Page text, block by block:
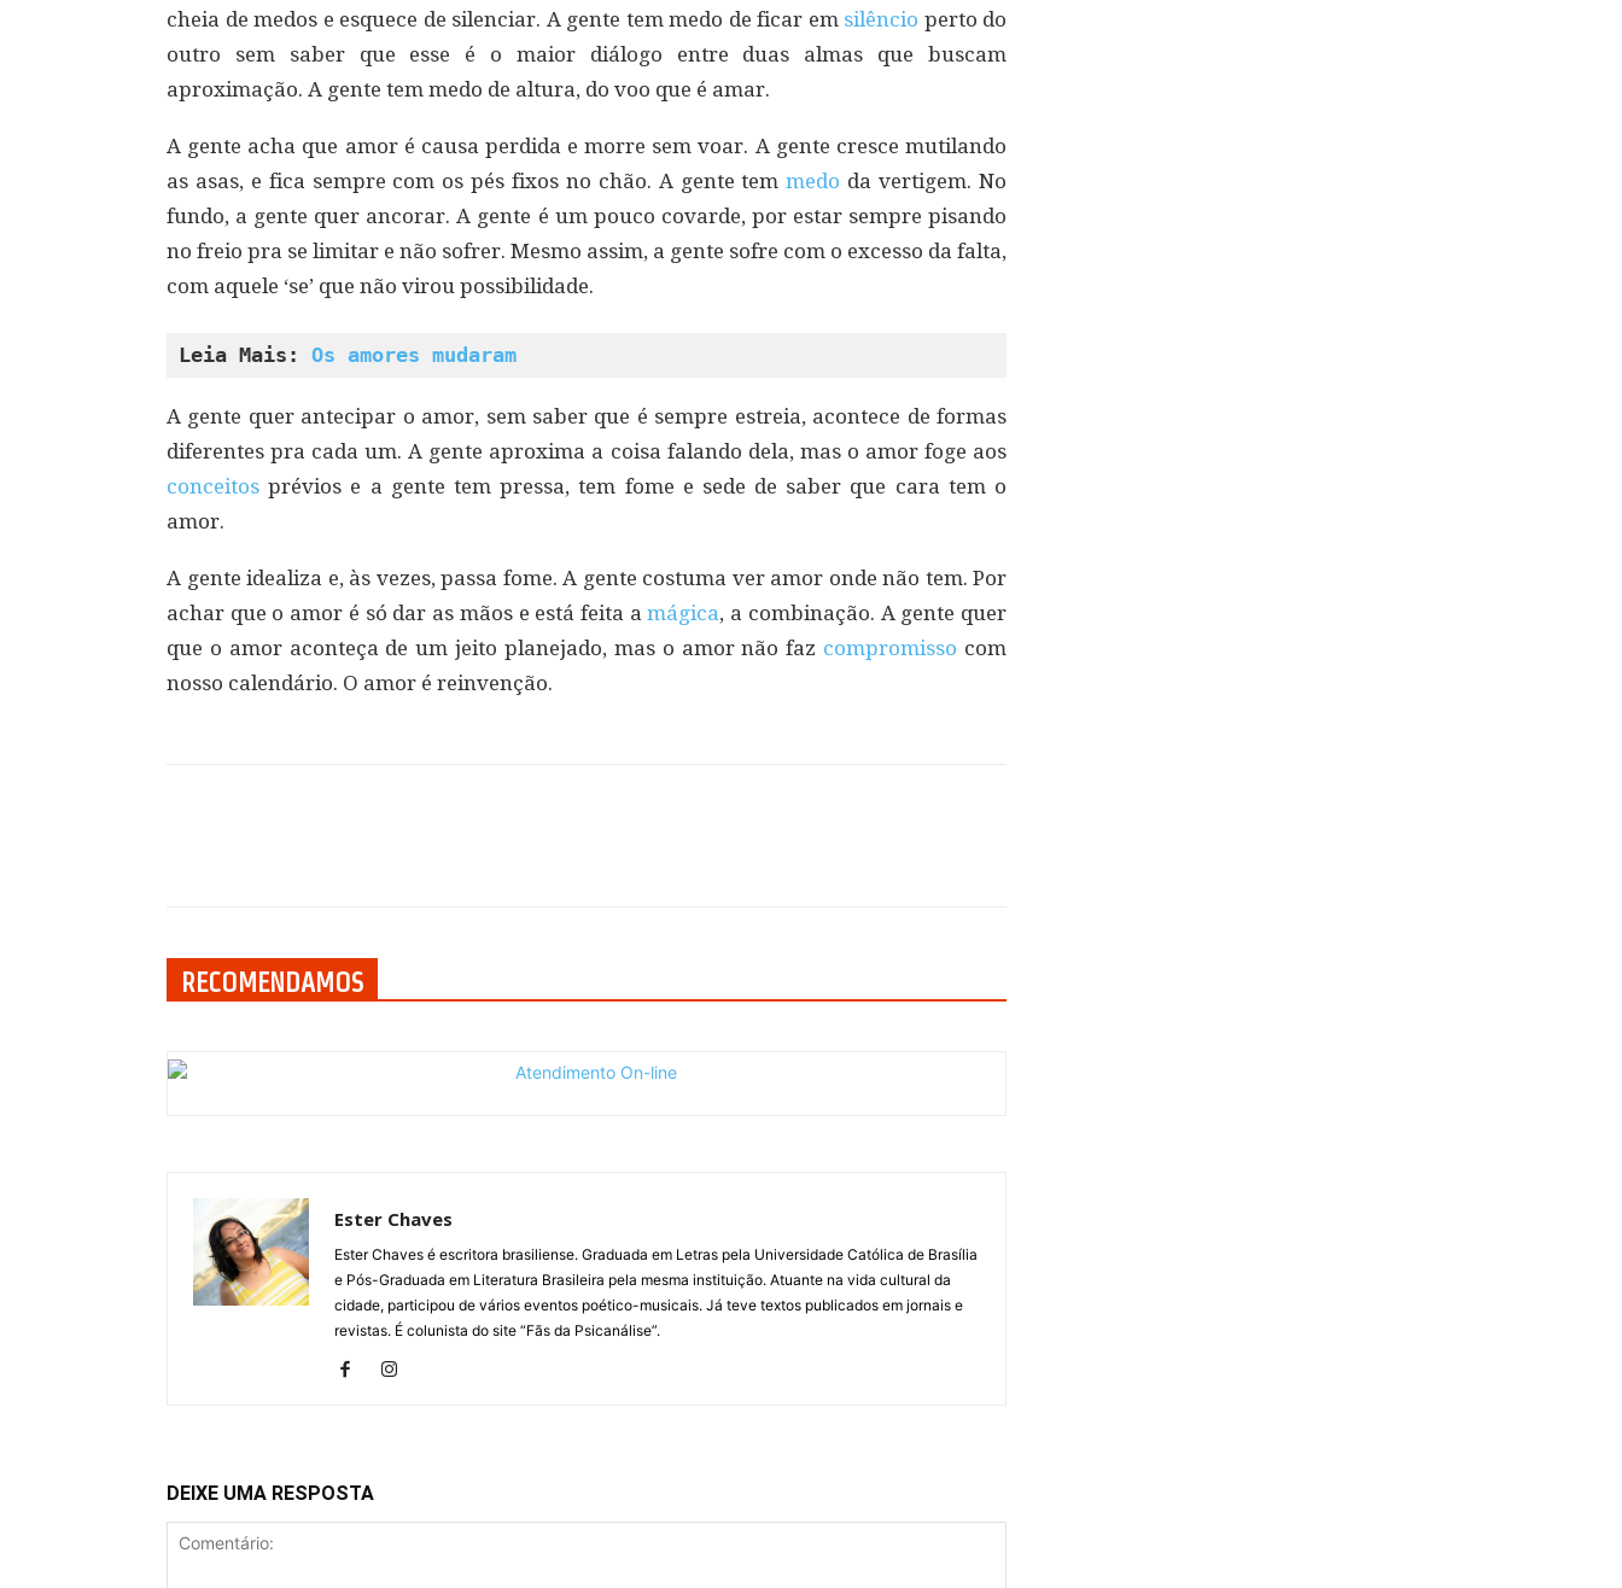
cheia de medos e esquece de silenciar. A gente tem medo de ficar em silêncio perto do
outro sem saber que esse é o maior diálogo entre duas almas que buscam
aproximação. A gente tem medo de altura, do voo que é amar.
A gente acha que amor é causa perdida e morre sem voar. A gente cresce mutilando
as asas, e fica sempre com os pés fixos no chão. A gente temmedo da vertigem. No
fundo, a gente quer ancorar. A gente é um pouco covarde, por estar sempre pisando
no freio pra se limitar e não sofrer. Mesmo assim, a gente sofre com o excesso da falta,
com aquele ‘se’ que não virou possibilidade.
Leia Mais: Os amores mudaram
A gente quer antecipar o amor, sem saber que é sempre estreia, acontece de formas
diferentes pra cada um. A gente aproxima a coisa falando dela, mas o amor foge aos
conceitosprévios e a gente tem pressa, tem fome e sede de saber que cara tem o
amor.
A gente idealiza e, às vezes, passa fome. A gente costuma ver amor onde não tem. Por
achar que o amor é só dar as mãos e está feita amágica, a combinação. A gente quer
que o amor aconteça de um jeito planejado, mas o amor não faz compromisso com
nosso calendário. O amor é reinvenção.
RECOMENDAMOS
Ester Chaves
Ester Chaves é escritora brasiliense. Graduada em Letras pela Universidade Católica de Brasília
e Pós-Graduada em Literatura Brasileira pela mesma instituição. Atuante na vida cultural da
cidade, participou de vários eventos poético-musicais. Já teve textos publicados em jornais e
revistas. É colunista do site “Fãs da Psicanálise”.
DEIXE UMA RESPOSTA